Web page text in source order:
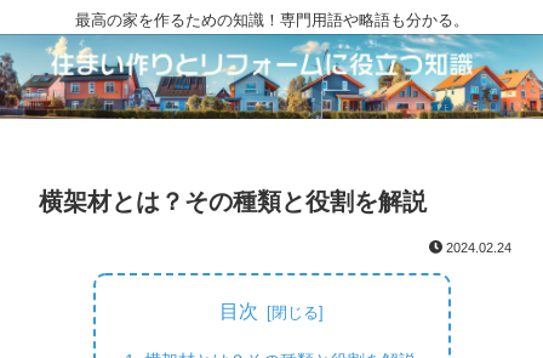
最高の家を作るための知識！専門用語や略語も分かる。
横架材とは？その種類と役割を解説
2024.02.24
目次